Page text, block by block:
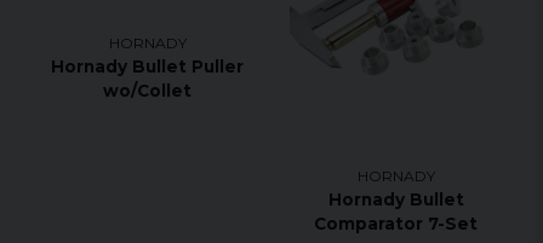
HORNADY
Hornady Bullet Puller
wo/Collet
HORNADY
Hornady Bullet
Comparator 7-Set